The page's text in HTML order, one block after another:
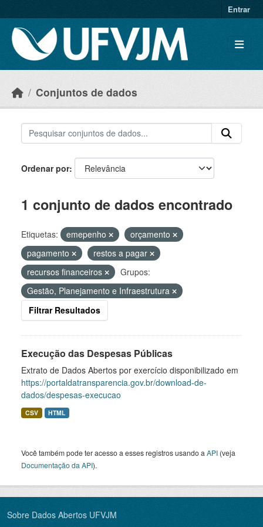
Entrar
Conjuntos de dados
Ordenar por
1 conjunto de dados encontrado
Etiquetas: emepenho
orçamento
pagamento
restos a pagar
recursos financeiros
Grupos:
Gestão, Planejamento e Infraestrutura
Filtrar Resultados
Execução das Despesas Públicas
Extrato de Dados Abertos por exercício disponibilizado em
https://portaldatransparencia.gov.br/download-de-
dados/despesas-execucao
CSV HTML
Você também pode ter acesso a esses registros usando a API (veja
Documentação da API).
Sobre Dados Abertos UFVJM